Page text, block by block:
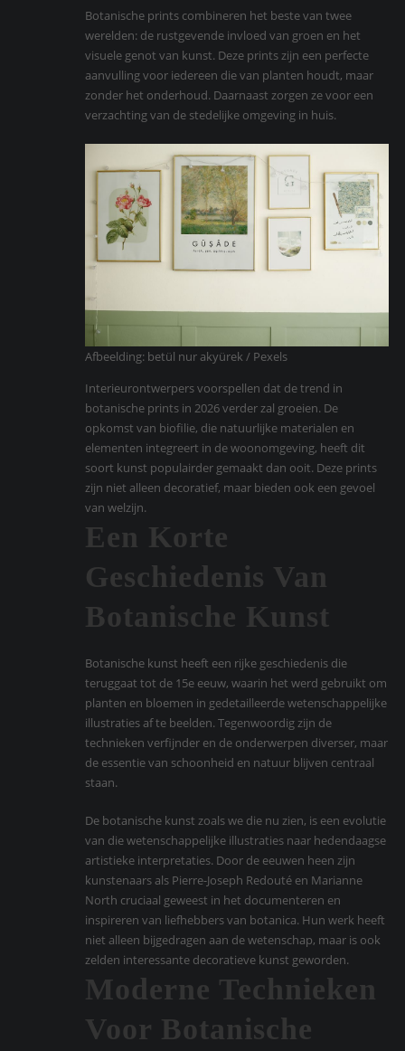
Botanische prints combineren het beste van twee
werelden: de rustgevende invloed van groen en het
visuele genot van kunst. Deze prints zijn een perfecte
aanvulling voor iedereen die van planten houdt, maar
zonder het onderhoud. Daarnaast zorgen ze voor een
verzachting van de stedelijke omgeving in huis.
Afbeelding: betül nur akyürek / Pexels
Interieurontwerpers voorspellen dat de trend in
botanische prints in 2026 verder zal groeien. De
opkomst van biofilie, die natuurlijke materialen en
elementen integreert in de woonomgeving, heeft dit
soort kunst populairder gemaakt dan ooit. Deze prints
zijn niet alleen decoratief, maar bieden ook een gevoel
van welzijn.
Een Korte
Geschiedenis Van
Botanische Kunst
Botanische kunst heeft een rijke geschiedenis die
teruggaat tot de 15e eeuw, waarin het werd gebruikt om
planten en bloemen in gedetailleerde wetenschappelijke
illustraties af te beelden. Tegenwoordig zijn de
technieken verfijnder en de onderwerpen diverser, maar
de essentie van schoonheid en natuur blijven centraal
staan.
De botanische kunst zoals we die nu zien, is een evolutie
van die wetenschappelijke illustraties naar hedendaagse
artistieke interpretaties. Door de eeuwen heen zijn
kunstenaars als Pierre-Joseph Redouté en Marianne
North cruciaal geweest in het documenteren en
inspireren van liefhebbers van botanica. Hun werk heeft
niet alleen bijgedragen aan de wetenschap, maar is ook
zelden interessante decoratieve kunst geworden.
Moderne Technieken
Voor Botanische